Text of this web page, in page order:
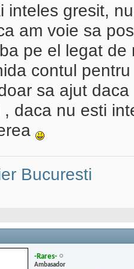
inteles gresit,
am voie sa
pe el legat
contul
sa ajut
daca nu esti
Bucuresti
-Rares-
Ambasador